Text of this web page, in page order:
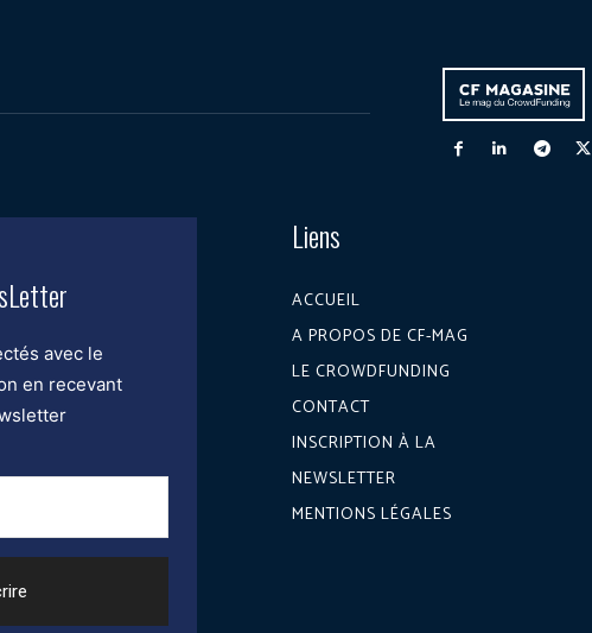
avec le
en recevant
Liens
ACCUEIL
A PROPOS DE CF-MAG
LE CROWDFUNDING
CONTACT
INSCRIPTION À LA
NEWSLETTER
MENTIONS LÉGALES